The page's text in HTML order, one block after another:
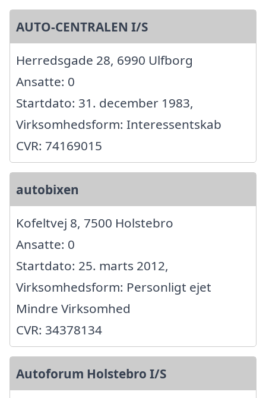
AUTO-CENTRALEN I/S
Herredsgade 28, 6990 Ulfborg
Ansatte: 0
Startdato: 31. december 1983,
Virksomhedsform: Interessentskab
CVR: 74169015
autobixen
Kofeltvej 8, 7500 Holstebro
Ansatte: 0
Startdato: 25. marts 2012,
Virksomhedsform: Personligt ejet
Mindre Virksomhed
CVR: 34378134
Autoforum Holstebro I/S